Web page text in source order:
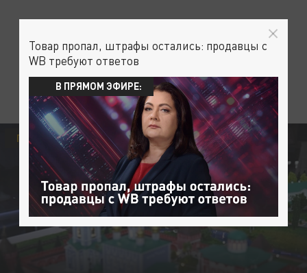
ПОЛИТИКА
Товар пропал, штрафы остались: продавцы с
WB требуют ответов
В ПРЯМОМ ЭФИРЕ: